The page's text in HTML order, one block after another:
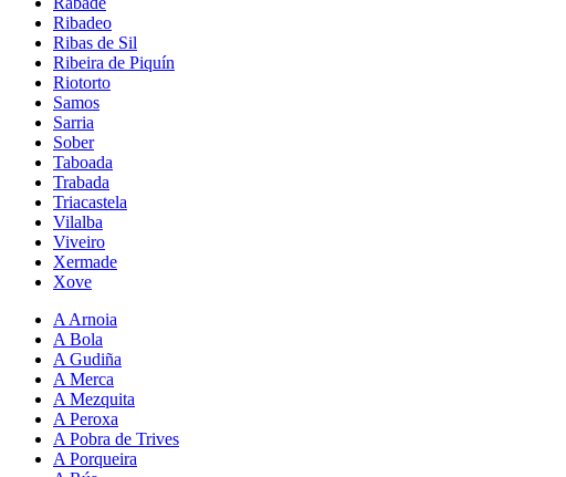
Ribadeo
Ribas de Sil
Ribeira de Piquín
Riotorto
Samos
Sarria
Sober
Taboada
Trabada
Triacastela
Vilalba
Viveiro
Xermade
Xove
A Arnoia
A Bola
A Gudiña
A Merca
A Mezquita
A Peroxa
A Pobra de Trives
A Porqueira